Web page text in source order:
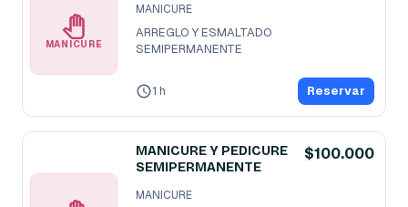
MANICURE
MANICURE
ARREGLO Y ESMALTADO
SEMIPERMANENTE
1 h Reservar
MANICURE Y PEDICURE
SEMIPERMANENTE
$100.000
MANICURE